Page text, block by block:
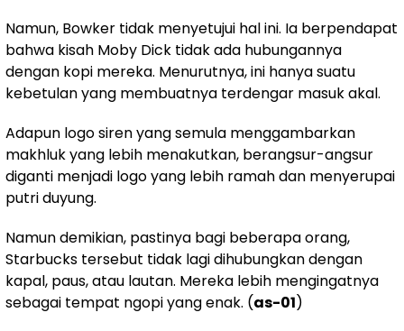
Namun, Bowker tidak menyetujui hal ini. Ia berpendapat
bahwa kisah Moby Dick tidak ada hubungannya
dengan kopi mereka. Menurutnya, ini hanya suatu
kebetulan yang membuatnya terdengar masuk akal.
Adapun logo siren yang semula menggambarkan
makhluk yang lebih menakutkan, berangsur-angsur
diganti menjadi logo yang lebih ramah dan menyerupai
putri duyung.
Namun demikian, pastinya bagi beberapa orang,
Starbucks tersebut tidak lagi dihubungkan dengan
kapal, paus, atau lautan. Mereka lebih mengingatnya
sebagai tempat ngopi yang enak. (as-01)